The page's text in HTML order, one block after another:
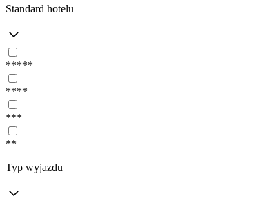
Standard hotelu
*****
****
***
**
Typ wyjazdu